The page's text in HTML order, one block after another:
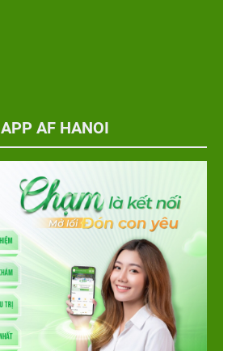
APP AF HANOI